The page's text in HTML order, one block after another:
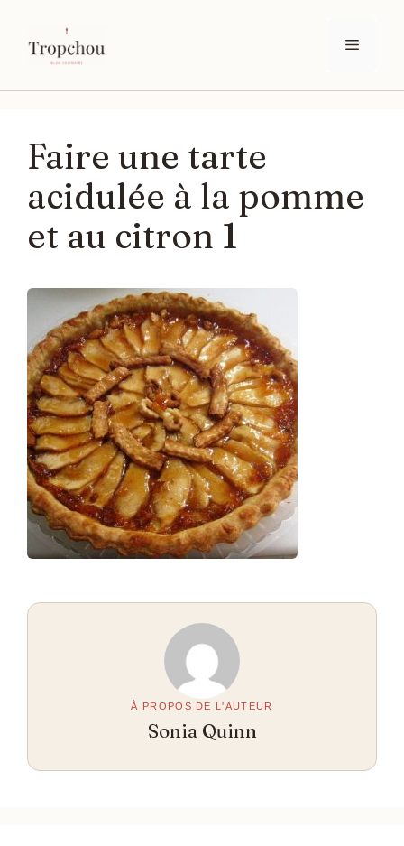
contenu
Menu
Faire une tarte
acidulée à la pomme
et au citron 1
À PROPOS DE L'AUTEUR
Sonia Quinn